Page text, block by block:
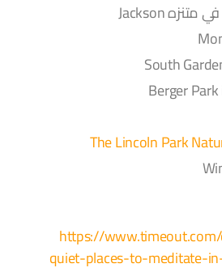
South
Berger
The Lincoln Park
https://
quiet-places-to-meditate-